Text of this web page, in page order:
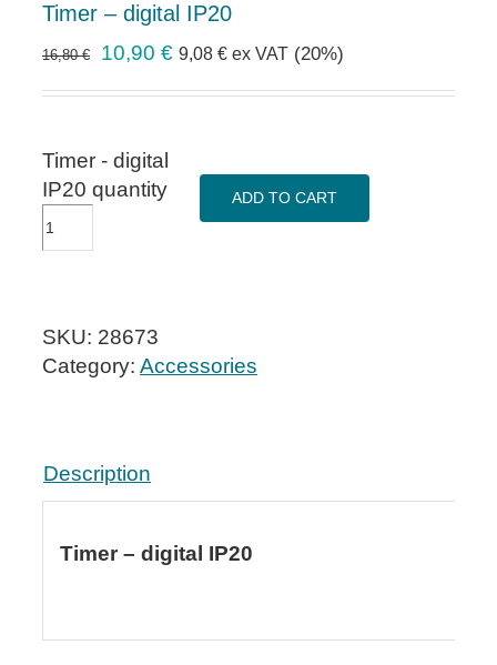
Timer – digital IP20
16,80€ 10,90 € 9,08 € ex VAT (20%)
Timer - digital
IP20 quantity
ADD TO CART
SKU: 28673
Category: Accessories
Description
Timer – digital IP20